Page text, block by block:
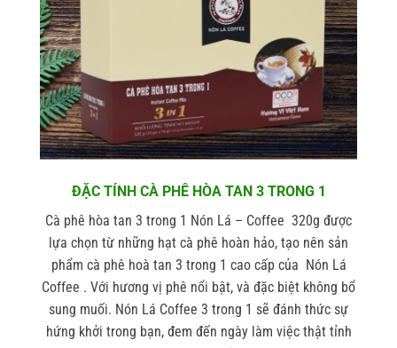
ĐẶC TÍNH CÀ PHÊ HÒA TAN 3 TRONG 1
Cà phê hòa tan 3 trong 1 Nón Lá – Coffee 320g được
lựa chọn từ những hạt cà phê hoàn hảo, tạo nên sản
phẩm cà phê hoà tan 3 trong 1 cao cấp của Nón Lá
Coffee . Với hương vị phê nổi bật, và đặc biệt không bổ
sung muối. Nón Lá Coffee 3 trong 1 sẽ đánh thức sự
hứng khởi trong bạn, đem đến ngày làm việc thật tỉnh